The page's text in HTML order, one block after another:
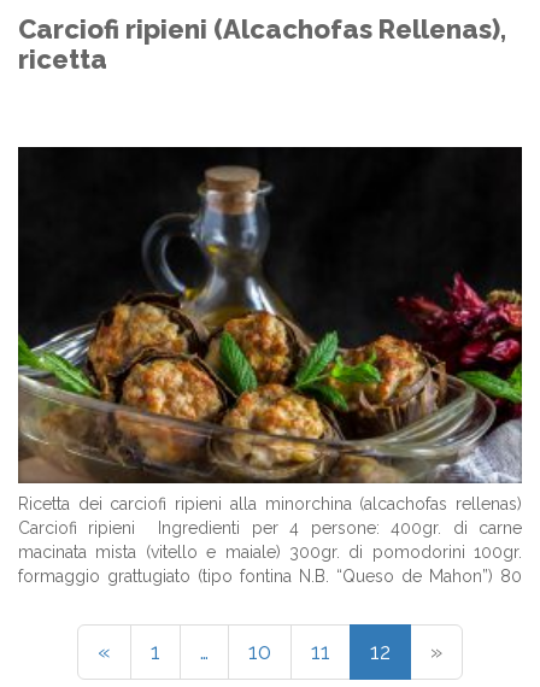
Carciofi ripieni (Alcachofas Rellenas),
ricetta
Ricetta dei carciofi ripieni alla minorchina (alcachofas rellenas)
Carciofi ripieni Ingredienti per 4 persone: 400gr. di carne
macinata mista (vitello e maiale) 300gr. di pomodorini 100gr.
formaggio grattugiato (tipo fontina N.B. “Queso de Mahon”) 80
carciofi 2 cipolle 1 ...
« 1 … 10 11 12 »